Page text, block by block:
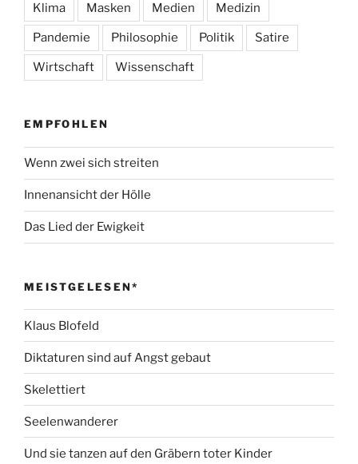
Klima Masken Medien Medizin
Pandemie Philosophie Politik Satire
Wirtschaft Wissenschaft
EMPFOHLEN
Wenn zwei sich streiten
Innenansicht der Hölle
Das Lied der Ewigkeit
MEISTGELESEN*
Klaus Blofeld
Diktaturen sind auf Angst gebaut
Skelettiert
Seelenwanderer
Und sie tanzen auf den Gräbern toter Kinder